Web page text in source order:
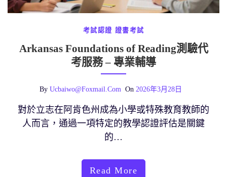
考試認證 證書考試
Arkansas Foundations of Reading測驗代
考服務 – 專業輔導
By Ucbaiwo@foxmail.com On 2026年3月28日
對於立志在阿肯色州成為小學或特殊教育教師的
人而言，通過一項特定的教學認證評估是關鍵
的…
Read More